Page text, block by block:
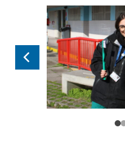
Anterior